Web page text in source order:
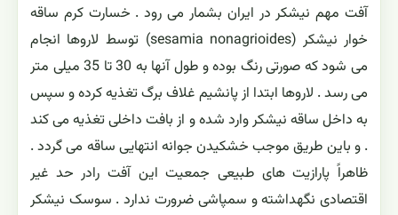
آفت مهم نیشکر در ایران بشمار می رود . خسارت کرم ساقه
خوار نیشکر (sesamia nonagrioides) توسط لاروها انجام
می شود که صورتی رنگ بوده و طول آنها به 30 تا 35 میلی متر
می رسد . لاروها ابتدا از پانشیم غلاف برگ تغذیه کرده و سپس
به داخل ساقه نیشکر وارد شده و از بافت داخلی تغذیه می کند
. و باین طریق موجب خشکیدن جوانه انتهایی ساقه می گردد .
ظاهراً پارازیت های طبیعی جمعیت این آفت رادر حد غیر
اقتصادی نگهداشته و سمپاشی ضرورت ندارد . سوسک نیشکر